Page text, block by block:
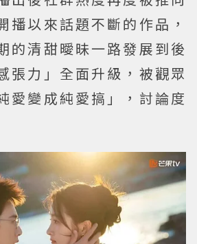
播以來話題不斷的作品，
的清甜曖昧一路發展到後
張力」全面升級，被觀眾
愛變成純愛搞」，討論度